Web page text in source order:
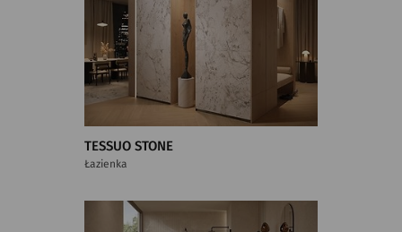
TESSUO STONE
Łazienka